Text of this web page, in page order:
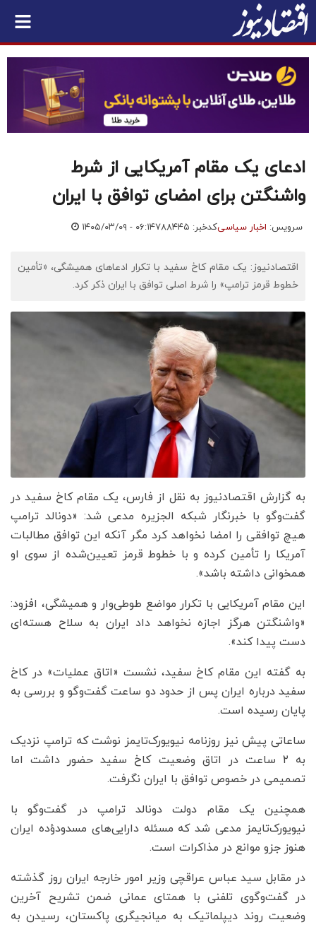
ادعای یک مقام آمریکایی از شرط
واشنگتن برای امضای توافق با ایران
سرویس: اخبار سیاسیکدخبر: ۷۸۸۴۴۵ ۱۴۰۵/۰۳/۰۹ - ۰۶:۱۴
اقتصادنیوز: یک مقام کاخ سفید با تکرار ادعاهای همیشگی، «تأمین
خطوط قرمز ترامپ» را شرط اصلی توافق با ایران ذکر کرد.
به گزارش اقتصادنیوز به نقل از فارس، یک مقام کاخ سفید در
گفت‌و‌گو با خبرنگار شبکه الجزیره مدعی شد: «دونالد ترامپ
هیچ توافقی را امضا نخواهد کرد مگر آنکه این توافق مطالبات
آمریکا را تأمین کرده و با خطوط قرمز تعیین‌شده از سوی او
همخوانی داشته باشد».
این مقام آمریکایی با تکرار مواضع طوطی‌وار و همیشگی، افزود:
«واشنگتن هرگز اجازه نخواهد داد ایران به سلاح هسته‌ای
دست پیدا کند».
به گفته این مقام کاخ سفید، نشست «اتاق عملیات» در کاخ
سفید درباره ایران پس از حدود دو ساعت گفت‌وگو و بررسی به
پایان رسیده است.
ساعاتی پیش نیز روزنامه نیویورک‌تایمز نوشت که ترامپ نزدیک
به ۲ ساعت در اتاق وضعیت کاخ سفید حضور داشت اما
تصمیمی در خصوص توافق با ایران نگرفت.
همچنین یک مقام دولت دونالد ترامپ در گفت‌وگو با
نیویورک‌تایمز مدعی شد که مسئله دارایی‌های مسدودؤده ایران
هنوز جزو موانع در مذاکرات است.
در مقابل سید عباس عراقچی وزیر امور خارجه ایران روز گذشته
در گفت‌وگوی تلفنی با همتای عمانی ضمن تشریح آخرین
وضعیت روند دیپلماتیک به میانجیگری پاکستان، رسیدن به